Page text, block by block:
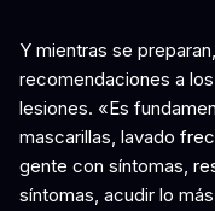
Y mientras se
recomendaciones a
lesiones. «Es
mascarillas, lavado
gente con síntomas,
síntomas, acudir lo